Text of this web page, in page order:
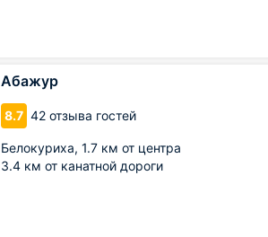
Абажур
8.7 42 отзыва гостей
Белокуриха, 1.7 км от центра
3.4 км от канатной дороги